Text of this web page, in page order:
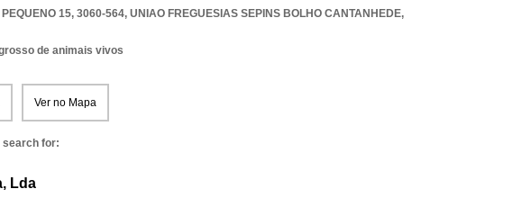
15, 3060-564, UNIAO FREGUESIAS SEPINS BOLHO CANTANHEDE,
de animais vivos
Ver no Mapa
search for:
Lda